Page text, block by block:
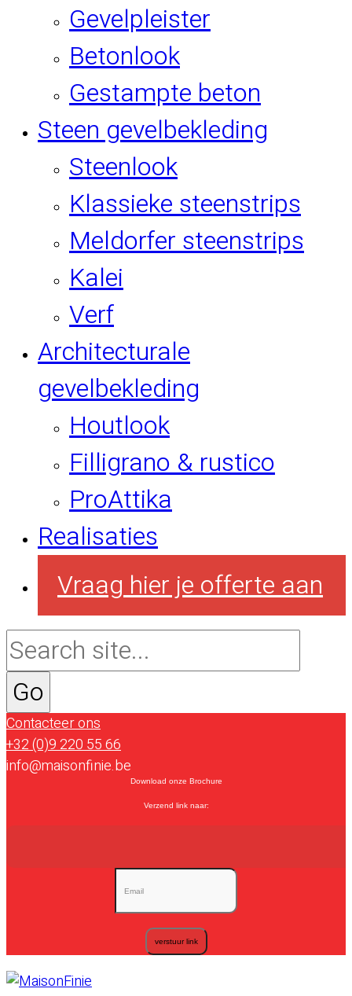
Gevelpleister
Betonlook
Gestampte beton
Steen gevelbekleding
Steenlook
Klassieke steenstrips
Meldorfer steenstrips
Kalei
Verf
Architecturale
gevelbekleding
Houtlook
Filligrano & rustico
ProAttika
Realisaties
Vraag hier je offerte aan
Contacteer ons
+32 (0)9 220 55 66
info@maisonfinie.be
Download onze Brochure
Verzend link naar: